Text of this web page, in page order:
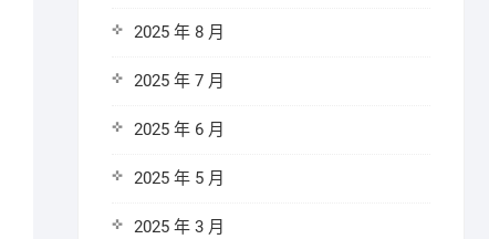
2025 年 8 月
2025 年 7 月
2025 年 6 月
2025 年 5 月
2025 年 3 月